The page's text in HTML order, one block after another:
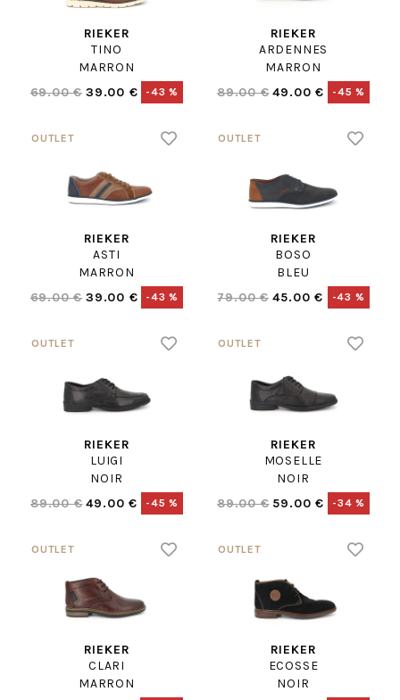
RIEKER
TINO
MARRON
69.00 € 39.00 € -43 %
RIEKER
ARDENNES
MARRON
89.00 € 49.00 € -45 %
RIEKER
ASTI
MARRON
69.00 € 39.00 € -43 %
RIEKER
BOSO
BLEU
79.00 € 45.00 € -43 %
RIEKER
LUIGI
NOIR
89.00 € 49.00 € -45 %
RIEKER
MOSELLE
NOIR
89.00 € 59.00 € -34 %
RIEKER
CLARI
MARRON
RIEKER
ECOSSE
NOIR